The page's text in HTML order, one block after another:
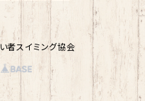
者スイミング協会